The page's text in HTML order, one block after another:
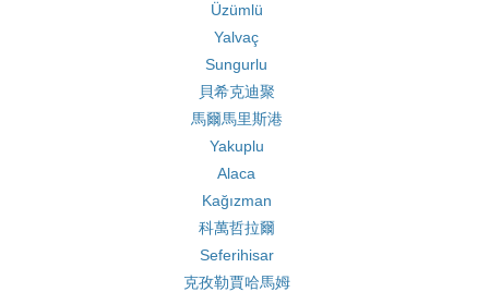
Üzümlü
Yalvaç
Sungurlu
貝希克迪聚
馬爾馬里斯港
Yakuplu
Alaca
Kağızman
科萬哲拉爾
Seferihisar
克孜勒賈哈馬姆